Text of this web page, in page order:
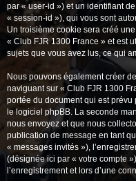
par « user-id ») et un identifiant
« session-id »), qui vous sont
Un troisième cookie sera créé
« Club FJR 1300 France » et est
sujets que vous avez lus, ce qui
Nous pouvons également créer
naviguant sur « Club FJR 1300
portée du document qui est
le logiciel phpBB. La seconde
nous envoyez et que nous
publication de message en tant
« messages invités »),
(désignée ici par « votre compte
l’enregistrement et lors d’une